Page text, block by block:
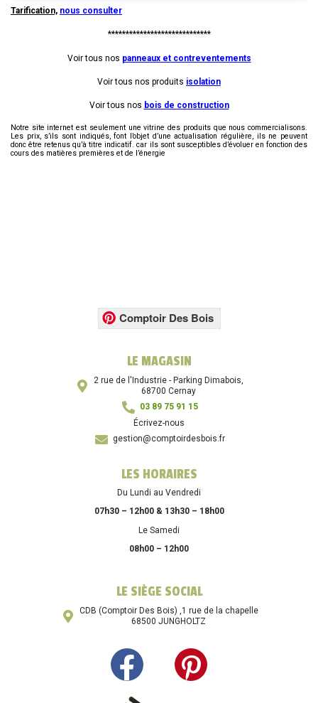
Tarification, nous consulter
*****************************
Voir tous nos panneaux et contreventements
Voir tous nos produits isolation
Voir tous nos bois de construction
Notre site internet est seulement une vitrine des produits que nous commercialisons.
Les prix, s’ils sont indiqués, font l’objet d’une actualisation régulière, ils ne peuvent
donc être retenus qu’à titre indicatif. car ils sont susceptibles d’évoluer en fonction des
cours des matières premières et de l’énergie
Comptoir Des Bois
LE MAGASIN
2 rue de l'Industrie - Parking Dimabois,
68700 Cernay
03 89 75 91 15
Écrivez-nous
gestion@comptoirdesbois.fr
LES HORAIRES
Du Lundi au Vendredi
07h30 – 12h00 & 13h30 – 18h00
Le Samedi
08h00 – 12h00
LE SIÈGE SOCIAL
CDB (Comptoir Des Bois) ,1 rue de la chapelle
68500 JUNGHOLTZ